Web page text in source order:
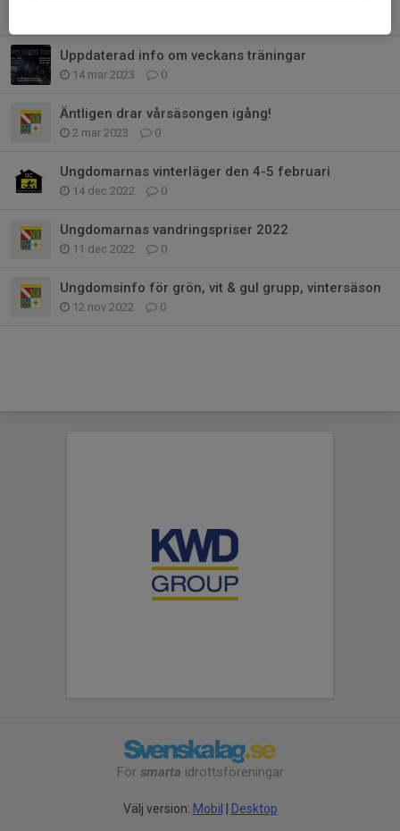
Uppdaterad info om veckans träningar
14 mar 2023 0
Äntligen drar vårsäsongen igång!
2 mar 2023 0
Ungdomarnas vinterläger den 4-5 februari
14 dec 2022 0
Ungdomarnas vandringspriser 2022
11 dec 2022 0
Ungdomsinfo för grön, vit & gul grupp, vintersäson
12 nov 2022 0
För smarta idrottsföreningar
Välj version: Mobil | Desktop